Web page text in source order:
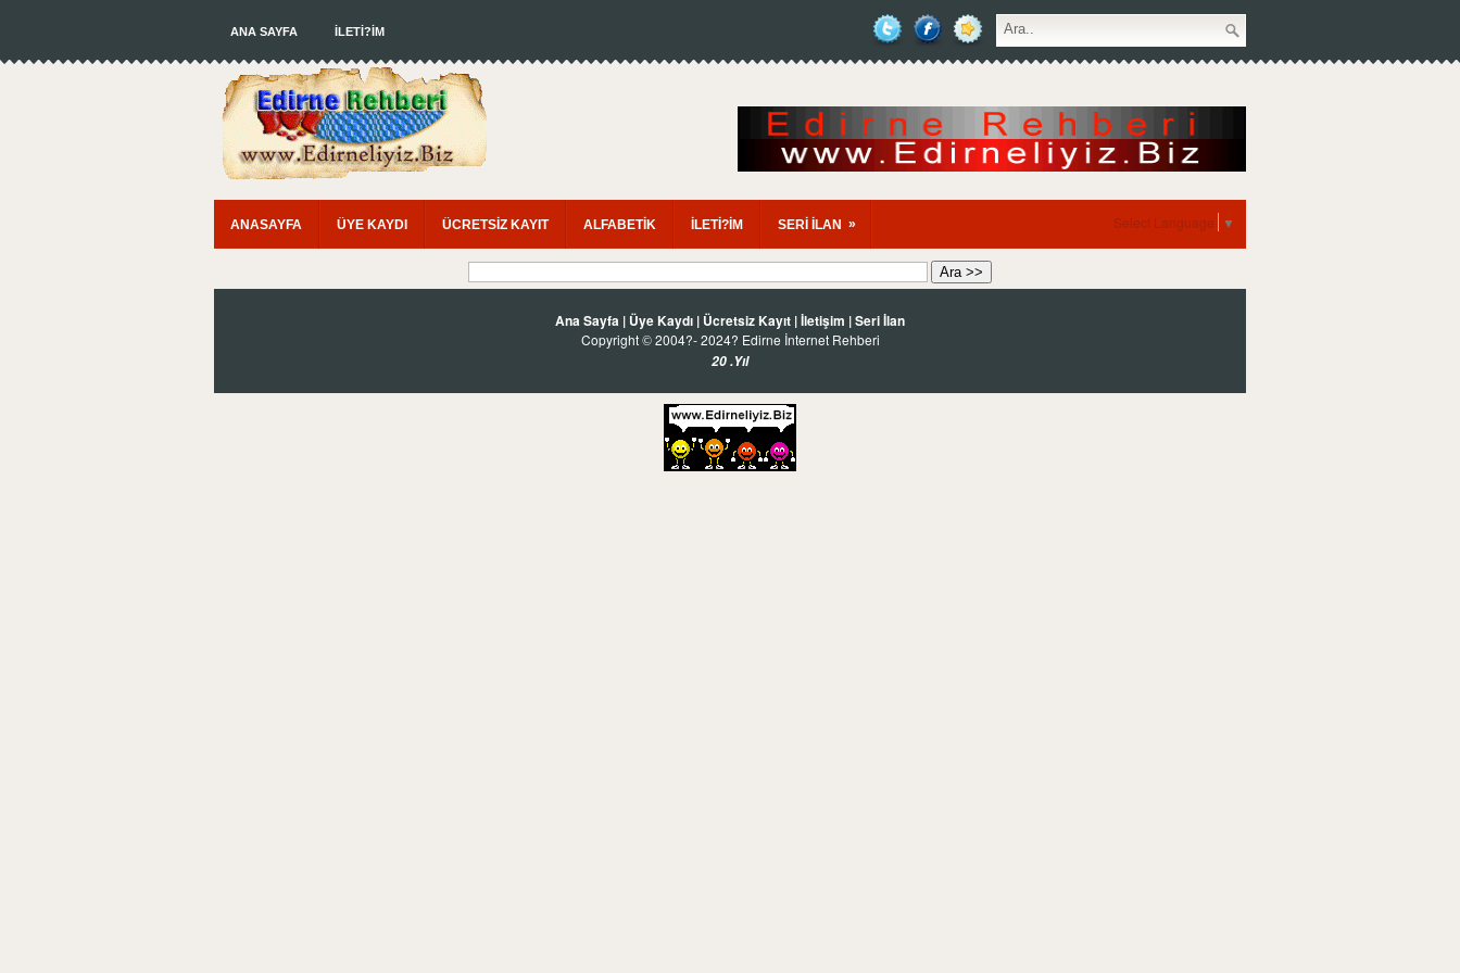
ANA SAYFA İLETİ?İM
ANASAYFA ÜYE KAYDI ÜCRETSİZ KAYIT ALFABETİK İLETİ?İM SERİ İLAN » Select Language ▼
Ana Sayfa | Üye Kaydı | Ücretsiz Kayıt |İletişim |Seri İlan
Copyright ©2004?- 2024? Edirne İnternet Rehberi
20 .Yıl